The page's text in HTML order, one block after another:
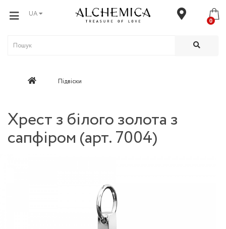
UA
0
Підвіски
Хрест з білого золота з
сапфіром (арт. 7004)